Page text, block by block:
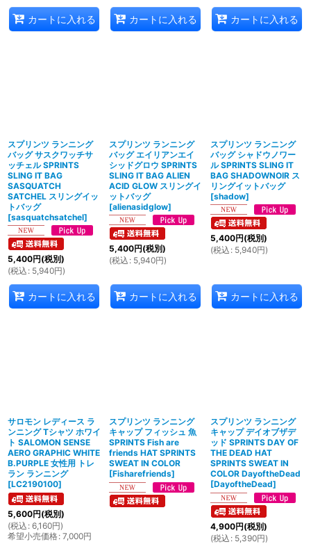
カートに入れる カートに入れる カートに入れる
スプリンツ ランニング
バッグ サスクワッチサ
ッチェル SPRINTS
SLING IT BAG
SASQUATCH
SATCHEL スリングイッ
トバッグ
[sasquatchsatchel]
5,400円(税別)
(税込 : 5,940円)
カートに入れる
スプリンツ ランニング
バッグ エイリアンエイ
シッドグロウ SPRINTS
SLING IT BAG ALIEN
ACID GLOW スリングイ
ットバッグ
[alienasidglow]
5,400円(税別)
(税込 : 5,940円)
カートに入れる
スプリンツ ランニング
バッグ シャドウノワー
ル SPRINTS SLING IT
BAG SHADOWNOIR ス
リングイットバッグ
[shadow]
5,400円(税別)
(税込 : 5,940円)
カートに入れる
サロモン レディース ラ
ンニング Tシャツ ホワイ
ト SALOMON SENSE
AERO GRAPHIC WHITE
B.PURPLE 女性用 トレ
ラン ランニング
[LC2190100]
5,600円(税別)
(税込 : 6,160円)
希望小売価格: 7,000円
スプリンツ ランニング
キャップ フィッシュ 魚
SPRINTS Fish are
friends HAT SPRINTS
SWEAT IN COLOR
[Fisharefriends]
スプリンツ ランニング
キャップ デイオブザデ
ッド SPRINTS DAY OF
THE DEAD HAT
SPRINTS SWEAT IN
COLOR DayoftheDead
[DayoftheDead]
4,900円(税別)
(税込 : 5,390円)